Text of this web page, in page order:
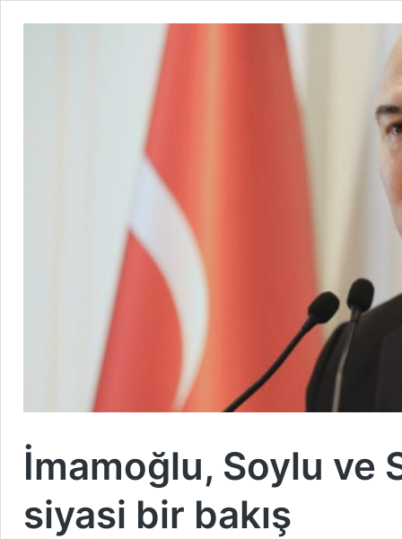
İmamoğlu, Soylu ve
siyasi bir bakış